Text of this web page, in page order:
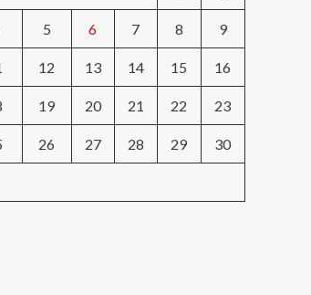
5 6 7 8 9
12 13 14 15 16
19 20 21 22 23
26 27 28 29 30